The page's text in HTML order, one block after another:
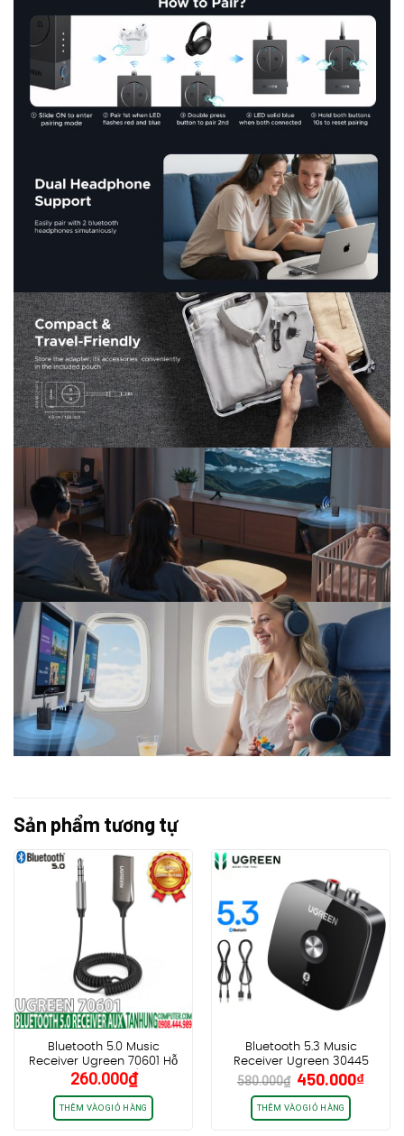
Sản phẩm tương tự
Bluetooth 5.0 Music
Receiver Ugreen 70601 Hỗ
trợ Mic dùng trên Ôtô cao
260.000₫
THÊM VÀO GIỎ HÀNG
Bluetooth 5.3 Music
Receiver Ugreen 30445
CM123 Thiết bị nhận
Bluetooth cho Loa+Ampli
(New Vesion 5.3)
580.000₫ Giá
gốc
là:
580.000₫.
450.000₫Giá
THÊM VÀO GIỎ HÀNG